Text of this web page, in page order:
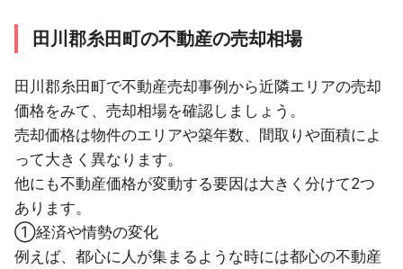
久留米市
3ヶ月以内
福岡市中央区
3ヶ月以内 2LDK 築40年以内
福岡県
福岡市中央区
9ヶ月以内
福岡県
福岡市西区
6ヶ月以内
福岡県
福岡市南区
田川郡糸田町の不動産の売却相場
田川郡糸田町で不動産売却事例から近隣エリアの売却
価格をみて、売却相場を確認しましょう。
売却価格は物件のエリアや築年数、間取りや面積によ
って大きく異なります。
他にも不動産価格が変動する要因は大きく分けて2つ
あります。
①経済や情勢の変化
例えば、都心に人が集まるような時には都心の不動産